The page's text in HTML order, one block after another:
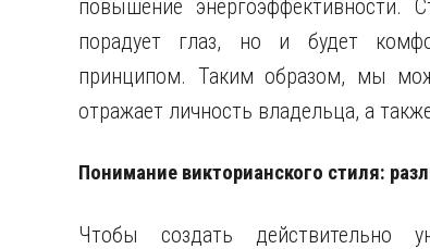
повышение энергоэффективности.
порадует глаз, но и будет
принципом. Таким образом, мы
отражает личность владельца, а
Понимание викторианского стиля:
Чтобы создать действительно